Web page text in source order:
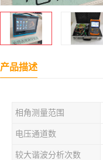
产品描述
相角测量范围
电压通道数
较大谐波分析次数